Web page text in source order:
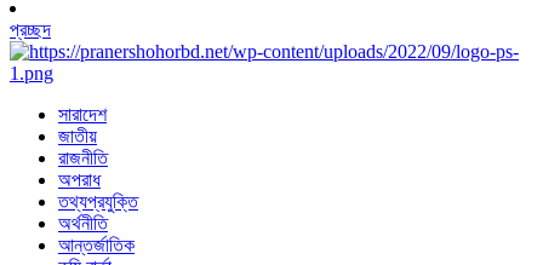
প্রচ্ছদ
সারাদেশ
জাতীয়
রাজনীতি
অপরাধ
তথ্যপ্রযুক্তি
অর্থনীতি
আন্তর্জাতিক